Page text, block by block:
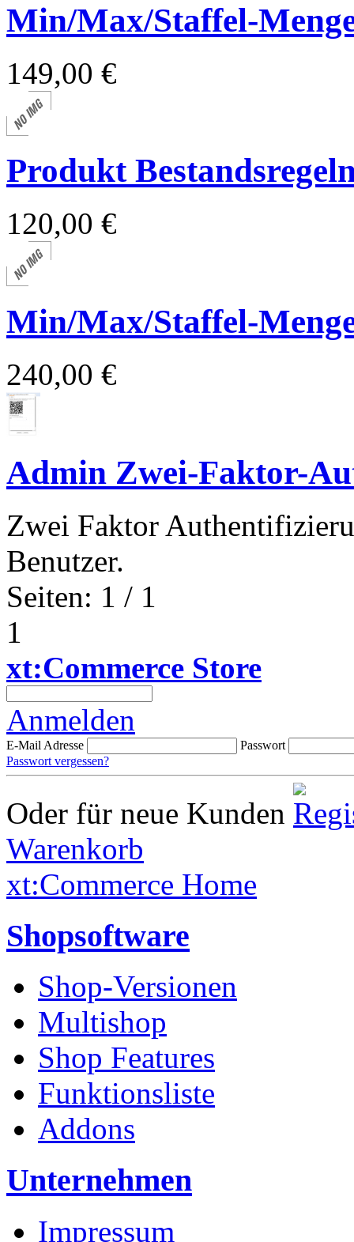
Min/Max/Staffel-
149,00 €
Produkt
120,00 €
Min/Max/Staffel-
240,00 €
Admin Zwei-Faktor-
Zwei Faktor
Benutzer.
Seiten: 1 / 1
1
xt:Commerce Store
Anmelden
E-Mail Adresse
Passwort
Passwort vergessen?
Oder für neue Kunden
Warenkorb
xt:Commerce Home
Shopsoftware
Shop-Versionen
Multishop
Shop Features
Funktionsliste
Addons
Unternehmen
Impressum